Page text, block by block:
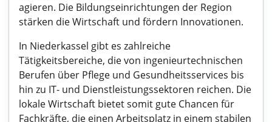
agieren. Die Bildungseinrichtungen der Region
stärken die Wirtschaft und fördern Innovationen.
In Niederkassel gibt es zahlreiche
Tätigkeitsbereiche, die von ingenieurtechnischen
Berufen über Pflege und Gesundheitsservices bis
hin zu IT- und Dienstleistungssektoren reichen. Die
lokale Wirtschaft bietet somit gute Chancen für
Fachkräfte, die einen Arbeitsplatz in einem stabilen